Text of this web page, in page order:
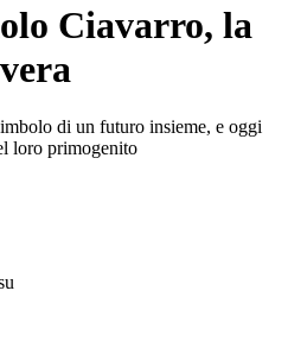
Ciavarro, la
di un futuro insieme, e oggi
loro primogenito